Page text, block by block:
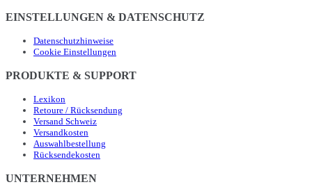
EINSTELLUNGEN & DATENSCHUTZ
Datenschutzhinweise
Cookie Einstellungen
PRODUKTE & SUPPORT
Lexikon
Retoure / Rücksendung
Versand Schweiz
Versandkosten
Auswahlbestellung
Rücksendekosten
UNTERNEHMEN